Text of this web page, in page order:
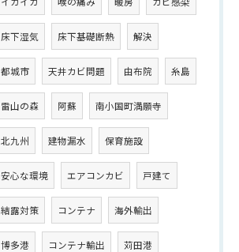
床下湿気 床下基礎断熱 解決
都城市 天井カビ問題 由布院 糸島
雷山の森 阿蘇 南小国町満願寺
北九州 建物漏水 保育施設
安心な環境 エアコンカビ 戸建て
結露対策 コンテナ 海外輸出
博多港 コンテナ輸出 苅田港